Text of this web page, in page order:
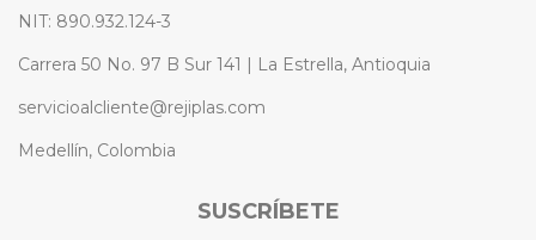
NIT: 890.932.124-3
Carrera 50 No. 97 B Sur 141 | La Estrella, Antioquia
servicioalcliente@rejiplas.com
Medellín, Colombia
SUSCRÍBETE